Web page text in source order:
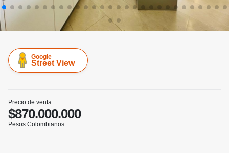
Google
Street View
Precio de venta
$870.000.000
Pesos Colombianos